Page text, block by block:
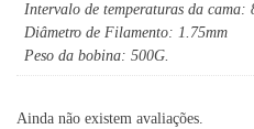
Intervalo de temperaturas da cama:
Diâmetro de Filamento: 1.75mm
Peso da bobina: 500G.
Ainda não existem avaliações.